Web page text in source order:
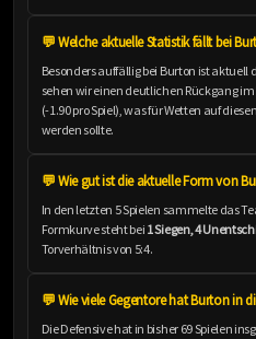
💬 Welche aktuelle Statistik fällt bei
Besonders auffällig bei Burton ist aktuell
sehen wir einen deutlichen Rückgang
(-1.90 pro Spiel), was für Wetten auf
werden sollte.
💬 Wie gut ist die aktuelle Form von
In den letzten 5 Spielen sammelte das
Formkurve steht bei 1 Siegen, 4
Torverhältnis von 5:4.
💬 Wie viele Gegentore hat Burton in
Die Defensive hat in bisher 69 Spielen